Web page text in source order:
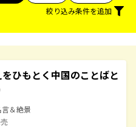
絞り込み条件を追加
ひもとく中国のことばと
＆絶景